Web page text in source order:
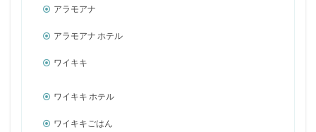
アラモアナ
アラモアナ ホテル
ワイキキ
ワイキキ ホテル
ワイキキごはん